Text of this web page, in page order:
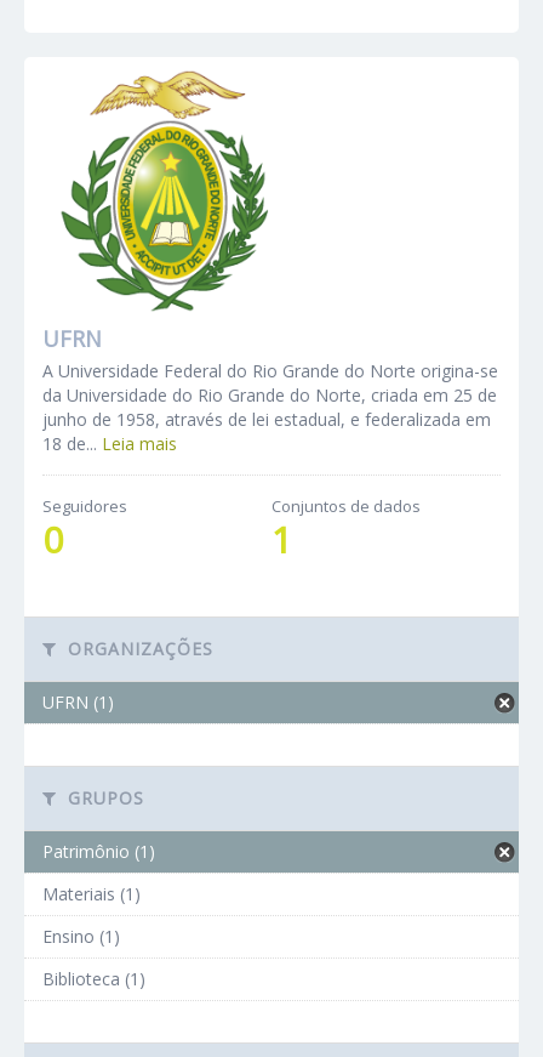
UFRN
A Universidade Federal do Rio Grande do Norte origina-se
da Universidade do Rio Grande do Norte, criada em 25 de
junho de 1958, através de lei estadual, e federalizada em
18 de... Leia mais
Seguidores
0
Conjuntos de dados
1
ORGANIZAÇÕES
UFRN (1)
GRUPOS
Patrimônio (1)
Materiais (1)
Ensino (1)
Biblioteca (1)